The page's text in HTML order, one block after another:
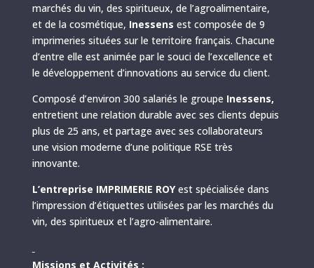
marchés du vin, des spiritueux, de l’agroalimentaire,
et de la cosmétique, Inessens est composée de 9
imprimeries situées sur le territoire français. Chacune
d’entre elle est animée par le souci de l’excellence et
le développement d’innovations au service du client.
Composé d’environ 300 salariés le groupe Inessens,
entretient une relation durable avec ses clients depuis
plus de 25 ans, et partage avec ses collaborateurs
une vision moderne d’une politique RSE très
innovante.
L’entreprise IMPRIMERIE ROYest spécialisée dans
l’impression d’étiquettes utilisées par les marchés du
vin, des spiritueux et l’agro-alimentaire.
Missions et Activités :